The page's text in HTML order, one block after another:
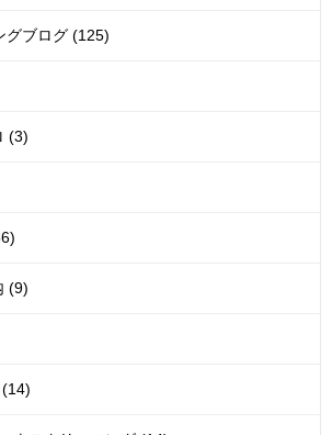
グブログ (125)
(3)
(9)